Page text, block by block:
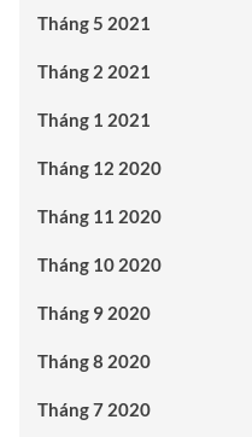
Tháng 5 2021
Tháng 2 2021
Tháng 1 2021
Tháng 12 2020
Tháng 11 2020
Tháng 10 2020
Tháng 9 2020
Tháng 8 2020
Tháng 7 2020